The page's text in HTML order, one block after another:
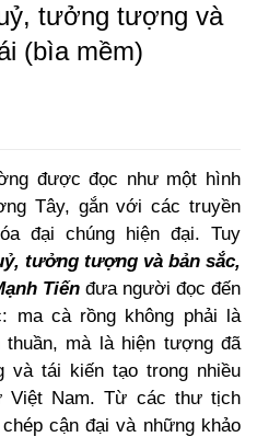
tưởng tượng và
(bìa mềm)
được đọc như một hình
Tây, gắn với các truyền
đại chúng hiện đại. Tuy
tưởng tượng và bản sắc,
Tiến đưa người đọc đến
ma cà rồng không phải là
mà là hiện tượng đã
và tái kiến tạo trong nhiều
Việt Nam. Từ các thư tịch
cận đại và những khảo